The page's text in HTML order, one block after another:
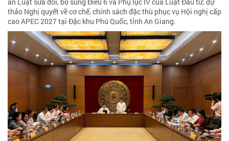
thảo Nghị quyết về cơ chế, chính sách đặc thù phục vụ Hội nghị cấp
cao APEC 2027 tại Đặc khu Phú Quốc, tỉnh An Giang.